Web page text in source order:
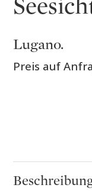
Lugano.
Preis auf